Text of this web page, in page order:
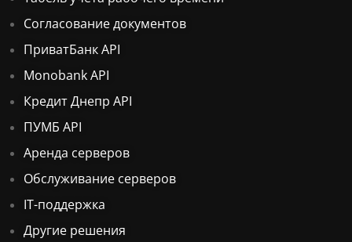
Согласование документов
ПриватБанк API
Monobank API
Кредит Днепр API
ПУМБ API
Аренда серверов
Обслуживание серверов
IT-поддержка
Другие решения